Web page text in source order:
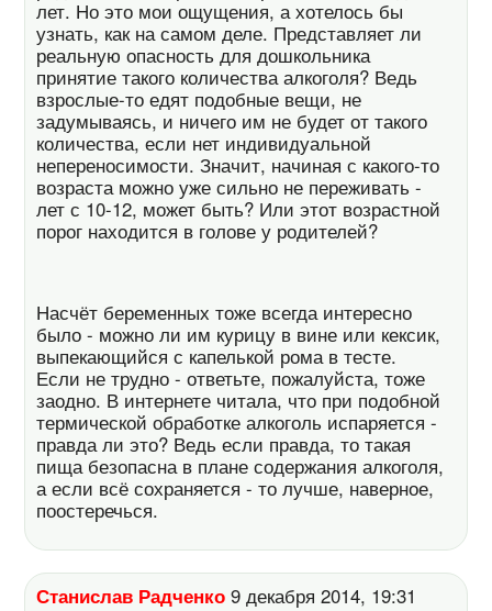
лет. Но это мои ощущения, а хотелось бы
узнать, как на самом деле. Представляет ли
реальную опасность для дошкольника
принятие такого количества алкоголя? Ведь
взрослые-то едят подобные вещи, не
задумываясь, и ничего им не будет от такого
количества, если нет индивидуальной
непереносимости. Значит, начиная с какого-то
возраста можно уже сильно не переживать -
лет с 10-12, может быть? Или этот возрастной
порог находится в голове у родителей?
Насчёт беременных тоже всегда интересно
было - можно ли им курицу в вине или кексик,
выпекающийся с капелькой рома в тесте.
Если не трудно - ответьте, пожалуйста, тоже
заодно. В интернете читала, что при подобной
термической обработке алкоголь испаряется -
правда ли это? Ведь если правда, то такая
пища безопасна в плане содержания алкоголя,
а если всё сохраняется - то лучше, наверное,
поостеречься.
Станислав Радченко 9 декабря 2014, 19:31